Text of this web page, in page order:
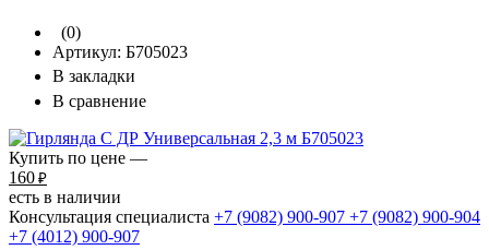
(0)
Артикул: Б705023
В закладки
В сравнение
Купить по цене —
160 ₽
есть в наличии
Консультация специалиста +7 (9082) 900-907 +7 (9082) 900-904
+7 (4012) 900-907